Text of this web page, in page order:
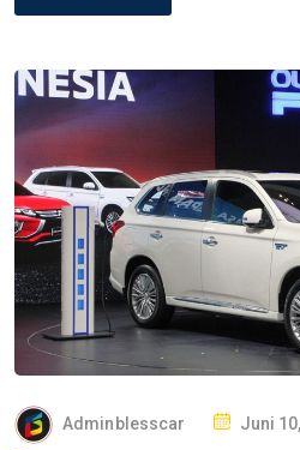
Adminblesscar Juni